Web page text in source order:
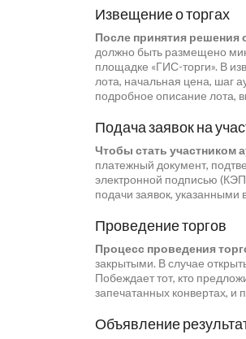
Извещение о торгах
После принятия решения
должно быть размещено
площадке «ГИС-торги». В
лота, начальная цена, шаг
подробное описание лота,
Подача заявок на
Чтобы стать участником
платежный документ,
электронной подписью
подачи заявок, указанными
Проведение торгов
Процесс проведения
закрытыми. В случае
Побеждает тот, кто
запечатанных конвертах, и
Объявление